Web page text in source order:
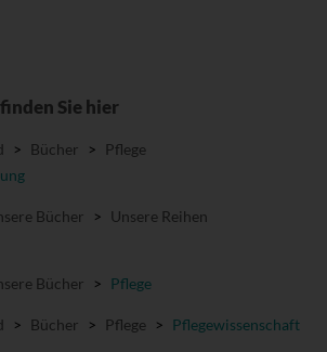
Sie hier
> Bücher >
Pflege
Bücher > Unsere Reihen
Bücher > Pflege
> Bücher > Pflege > Pflegewissenschaft